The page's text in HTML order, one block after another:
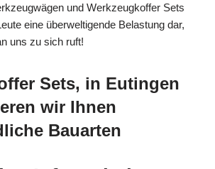
und Werkzeugkoffer Sets
eine überweltigende Belastung dar,
uns zu sich ruft!
Sets, in Eutingen
wir Ihnen
Bauarten